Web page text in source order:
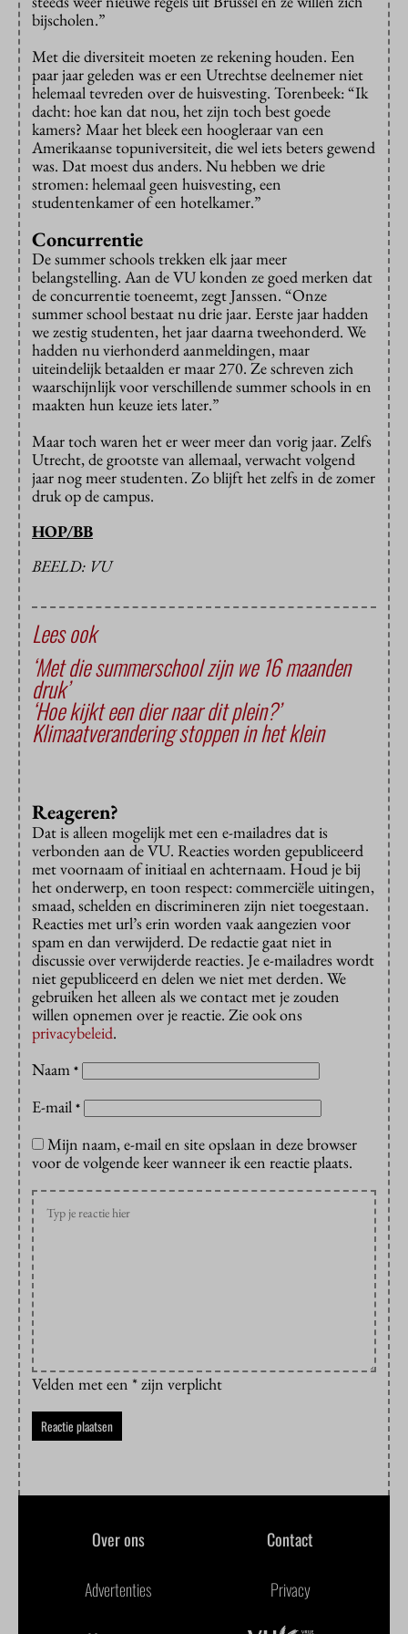
bijscholen.”
Met die diversiteit moeten ze rekening houden. Een
paar jaar geleden was er een Utrechtse deelnemer niet
helemaal tevreden over de huisvesting. Torenbeek: “Ik
dacht: hoe kan dat nou, het zijn toch best goede
kamers? Maar het bleek een hoogleraar van een
Amerikaanse topuniversiteit, die wel iets beters gewend
was. Dat moest dus anders. Nu hebben we drie
stromen: helemaal geen huisvesting, een
studentenkamer of een hotelkamer.”
Concurrentie
De summer schools trekken elk jaar meer
belangstelling. Aan de VU konden ze goed merken dat
de concurrentie toeneemt, zegt Janssen. “Onze
summer school bestaat nu drie jaar. Eerste jaar hadden
we zestig studenten, het jaar daarna tweehonderd. We
hadden nu vierhonderd aanmeldingen, maar
uiteindelijk betaalden er maar 270. Ze schreven zich
waarschijnlijk voor verschillende summer schools in en
maakten hun keuze iets later.”
Maar toch waren het er weer meer dan vorig jaar. Zelfs
Utrecht, de grootste van allemaal, verwacht volgend
jaar nog meer studenten. Zo blijft het zelfs in de zomer
druk op de campus.
HOP/BB
BEELD: VU
Lees ook
‘Met die summerschool zijn we 16 maanden
druk’
‘Hoe kijkt een dier naar dit plein?’
Klimaatverandering stoppen in het klein
Reageren?
Dat is alleen mogelijk met een e-mailadres dat is
verbonden aan de VU. Reacties worden gepubliceerd
met voornaam of initiaal en achternaam. Houd je bij
het onderwerp, en toon respect: commerciële uitingen,
smaad, schelden en discrimineren zijn niet toegestaan.
Reacties met url’s erin worden vaak aangezien voor
spam en dan verwijderd. De redactie gaat niet in
discussie over verwijderde reacties. Je e-mailadres wordt
niet gepubliceerd en delen we niet met derden. We
gebruiken het alleen als we contact met je zouden
willen opnemen over je reactie. Zie ook ons
privacybeleid.
Naam *
E-mail *
Mijn naam, e-mail en site opslaan in deze browser
voor de volgende keer wanneer ik een reactie plaats.
Velden met een * zijn verplicht
Over ons Contact
Advertenties Privacy